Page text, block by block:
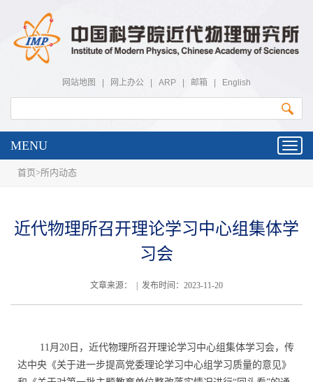
网站地图 网上办公 ARP 邮箱 English
MENU
首页>所内动态
近代物理所召开理论学习中心组集体学
习会
文章来源： | 发布时间：2023-11-20
11月20日，近代物理所召开理论学习中心组集体学习会，传
达中央《关于进一步提高党委理论学习中心组学习质量的意见》